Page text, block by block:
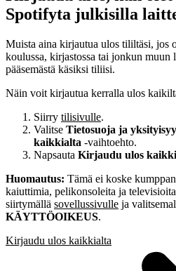
Spotifyta julkisilla
Muista aina kirjautua ulos tililtäsi, jos
koulussa, kirjastossa tai jonkun muun
pääsemästä käsiksi tiliisi.
Näin voit kirjautua kerralla ulos
Siirry tilisivulle.
Valitse Tietosuoja ja
kaikkialta ‑vaihtoehto.
Napsauta Kirjaudu ulos
Huomautus: Tämä ei koske
kaiuttimia, pelikonsoleita ja
siirtymällä sovellussivulle ja
KÄYTTÖOIKEUS.
Kirjaudu ulos kaikkialta